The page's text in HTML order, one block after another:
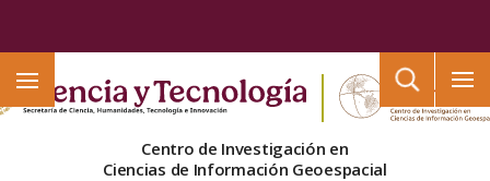
Centro de Investigación en
Ciencias de Información Geoespacial